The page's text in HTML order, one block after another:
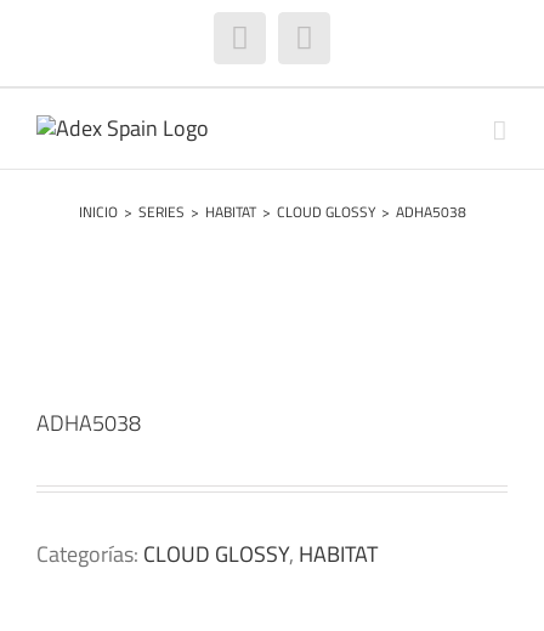
Facebook
INICIO > SERIES > HABITAT > CLOUD GLOSSY > ADHA5038
ADHA5038
Categorías: CLOUD GLOSSY, HABITAT